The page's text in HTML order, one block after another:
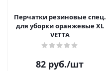
Перчатки резиновые спец.
для уборки оранжевые XL
VETTA
82 руб./шт